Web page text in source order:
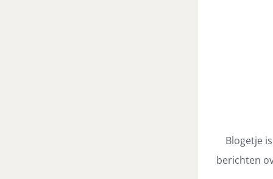
Blogetje
berichten